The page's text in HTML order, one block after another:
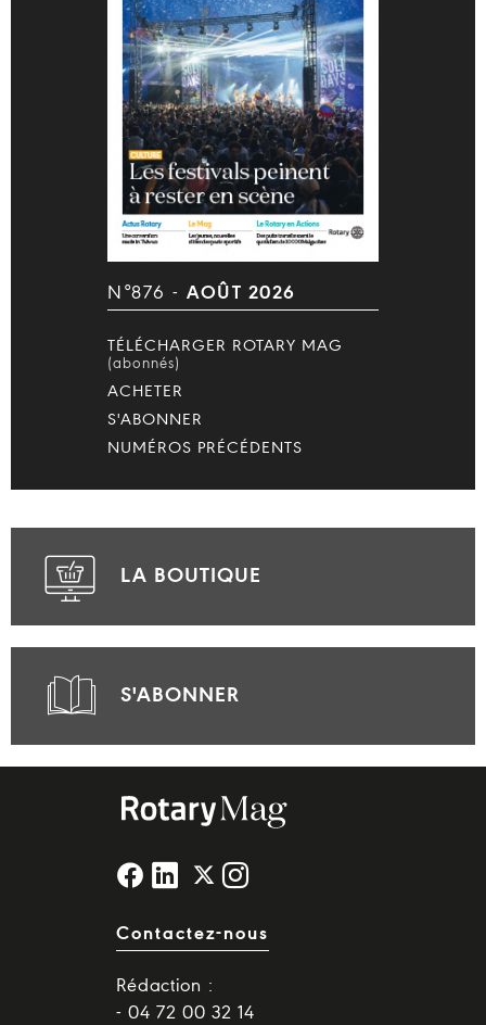
N°876 - AOÛT 2026
TÉLÉCHARGER ROTARY MAG
(abonnés)
ACHETER
S'ABONNER
NUMÉROS PRÉCÉDENTS
LA BOUTIQUE
S'ABONNER
Contactez-nous
Rédaction :
- 04 72 00 32 14